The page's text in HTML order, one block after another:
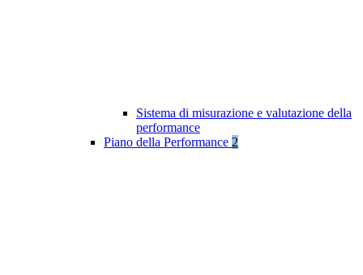
Sistema di misurazione e valutazione della
performance
Piano della Performance 2